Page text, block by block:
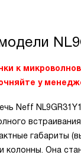
к
у
Neff
габариты
колонны. Она